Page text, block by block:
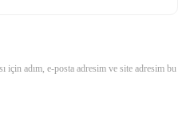
için adım, e-posta adresim ve site adresim bu